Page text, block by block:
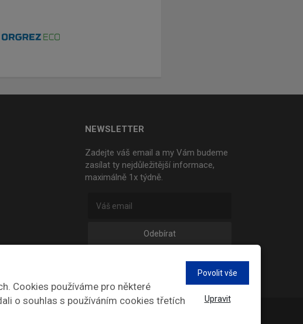
Cookies používáme pro některé
o souhlas s používáním cookies třetích
Povolit vše
Upravit
NEWSLETTER
Zadejte váš email a my Vám budeme
zasílat ty nejdůležitější informace,
maximálně 1x týdně.
Odebírat